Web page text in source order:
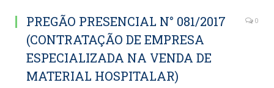
PREGÃO PRESENCIAL N° 081/2017
(CONTRATAÇÃO DE EMPRESA
ESPECIALIZADA NA VENDA DE
MATERIAL HOSPITALAR)
0